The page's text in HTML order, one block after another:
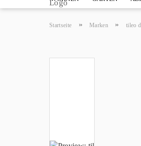
Startseite » Marken » tileo